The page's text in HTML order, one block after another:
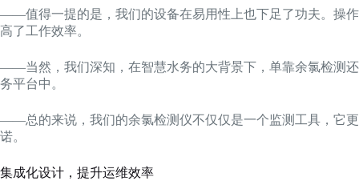
——值得一提的是，我们的设备在易用性上也下足了功夫。操
高了工作效率。
——当然，我们深知，在智慧水务的大背景下，单靠余氯检测
务平台中。
——总的来说，我们的余氯检测仪不仅仅是一个监测工具，它
诺。
集成化设计，提升运维效率